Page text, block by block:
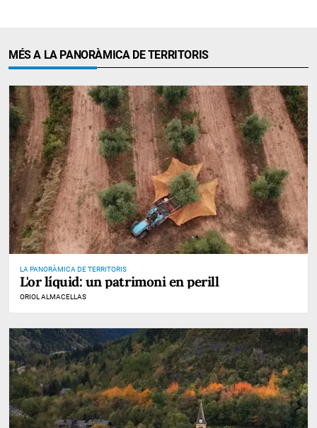
MÉS A LA PANORÀMICA DE TERRITORIS
LA PANORÀMICA DE TERRITORIS
L'or líquid: un patrimoni en perill
ORIOL ALMACELLAS